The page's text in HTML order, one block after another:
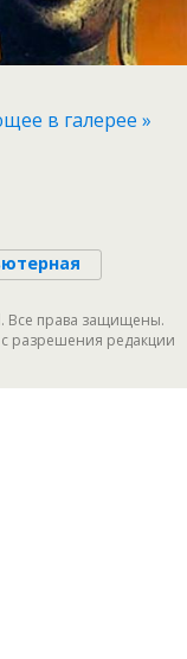
в галерее »
Все права защищены.
разрешения редакции